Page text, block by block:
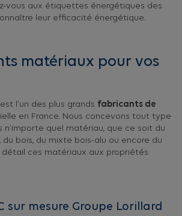
vous aux étiquettes énergétiques des
leur efficacité énergétique.
matériaux pour vos
l’un des plus grands fabricants de
en France. Nous concevons tout type
n’importe quel matériau, que ce soit du
du bois, du mixte bois-alu ou encore du
détail ces matériaux aux propriétés
sur mesure Groupe Lorillard